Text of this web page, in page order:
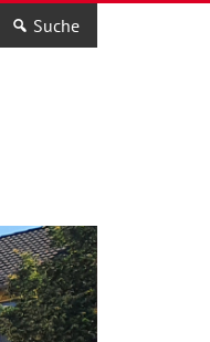
Suche